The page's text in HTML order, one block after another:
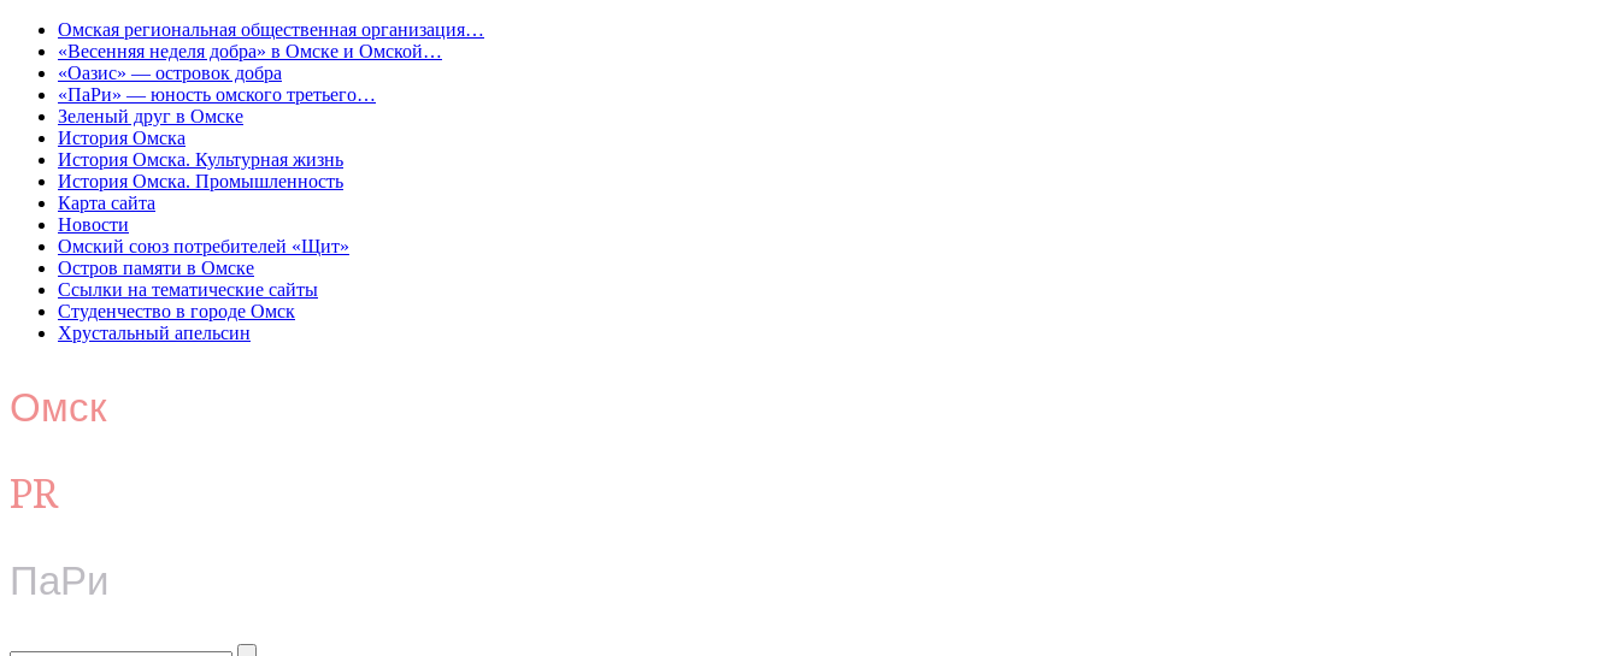
Омская региональная общественная организация…
«Весенняя неделя добра» в Омске и Омской…
«Оазис» — островок добра
«ПаРи» — юность омского третьего…
Зеленый друг в Омске
История Омска
История Омска. Культурная жизнь
История Омска. Промышленность
Карта сайта
Новости
Омский союз потребителей «Щит»
Остров памяти в Омске
Ссылки на тематические сайты
Студенчество в городе Омск
Хрустальный апельсин
Омск
PR
ПаРи